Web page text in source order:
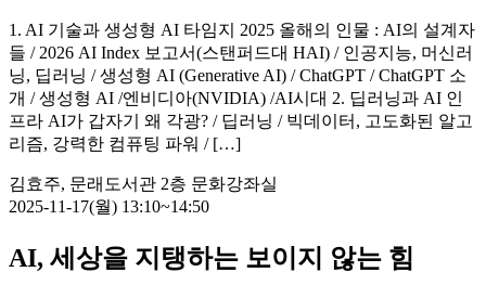
1. AI 기술과 생성형 AI 타임지 2025 올해의 인물 : AI의 설계자
들 / 2026 AI Index 보고서(스탠퍼드대 HAI) / 인공지능, 머신러
닝, 딥러닝 / 생성형 AI (Generative AI) / ChatGPT / ChatGPT 소
개 / 생성형 AI /엔비디아(NVIDIA) /AI시대 2. 딥러닝과 AI 인
프라 AI가 갑자기 왜 각광? / 딥러닝 / 빅데이터, 고도화된 알고
리즘, 강력한 컴퓨팅 파워 / […]
김효주, 문래도서관 2층 문화강좌실
2025-11-17(월) 13:10~14:50
AI, 세상을 지탱하는 보이지 않는 힘